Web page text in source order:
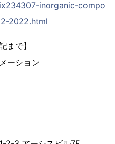
inorganic-compo
2022.html
まで】
ーション